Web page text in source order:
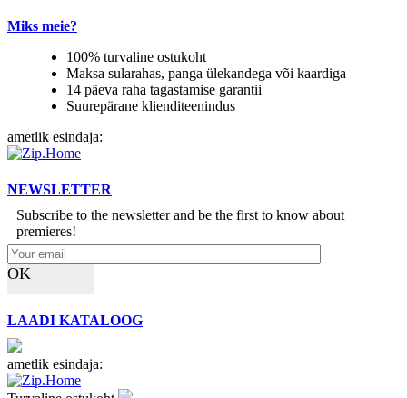
Miks meie?
100% turvaline ostukoht
Maksa sularahas, panga ülekandega või kaardiga
14 päeva raha tagastamise garantii
Suurepärane klienditeenindus
ametlik esindaja:
NEWSLETTER
Subscribe to the newsletter and be the first to know about
premieres!
OK
LAADI KATALOOG
ametlik esindaja: